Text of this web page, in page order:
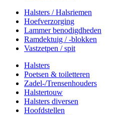
Halsters / Halsriemen
Hoefverzorging
Lammer benodigdheden
Ramdektuig / -blokken
Vastzetpen / spit
Halsters
Poetsen & toiletteren
Zadel-/Trensenhouders
Halstertouw
Halsters diversen
Hoofdstellen